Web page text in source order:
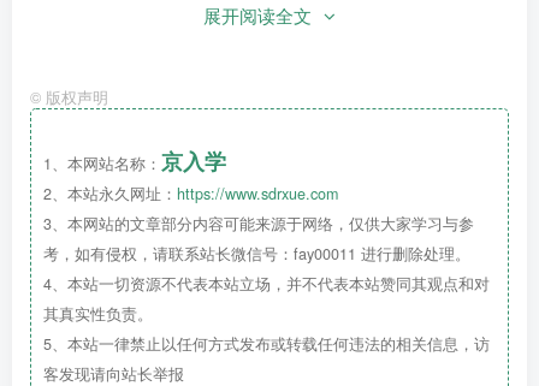
展开阅读全文
© 版权声明
1、本网站名称： 京入学
2、本站永久网址： https://www.sdrxue.com
3、本网站的文章部分内容可能来源于网络，仅供大家学习与参
考，如有侵权，请联系站长微信号：fay00011 进行删除处理。
4、本站一切资源不代表本站立场，并不代表本站赞同其观点和对
其真实性负责。
5、本站一律禁止以任何方式发布或转载任何违法的相关信息，访
客发现请向站长举报